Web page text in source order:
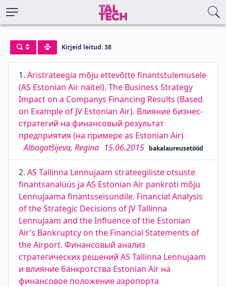
Kirjeid leitud: 38
1. Äristrateegia mõju ettevõtte finantstulemusele
(AS Estonian Air näitel). The Business Strategy
Impact on a Companys Financing Results (Based
on Example of JV Estonian Air). Влияние бизнес-
стратегий на финансовый результат
предприятия (на примере as Estonian Air)
Albogatšijeva, Regina 15.06.2015 bakalaureusetööd
2. AS Tallinna Lennujaam strateegiliste otsuste
finantsanalüüs ja AS Estonian Air pankroti mõju
Lennujaama finantsseisundile. Financial Analysis
of the Strategic Decisions of JV Tallinna
Lennujaam and the Influence of the Estonian
Air’s Bankruptcy on the Financial Statements of
the Airport. Финансовый анализ
стратегических решений AS Tallinna Lennujaam
и влияние банкротства Estonian Air на
финансовое положение аэропорта